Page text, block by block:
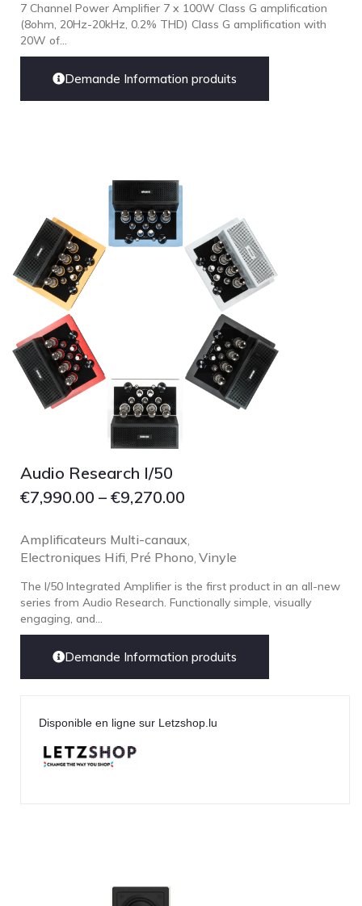
7 Channel Power Amplifier 7 x 100W Class G amplification
(8ohm, 20Hz-20kHz, 0.2% THD) Class G amplification with
20W of...
Demande Information produits
Audio Research I/50
€7,990.00 – €9,270.00
Amplificateurs Multi-canaux
Electroniques Hifi Pré Phono Vinyle
The I/50 Integrated Amplifier is the first product in an all-new
series from Audio Research. Functionally simple, visually
engaging, and...
Demande Information produits
Disponible en ligne sur Letzshop.lu